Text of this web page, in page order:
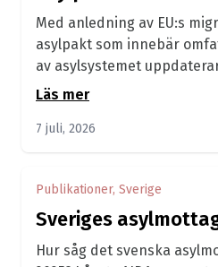
Med anledning av EU:s
asylpakt som innebär
av asylsystemet
nu hemsidans
Läs mer
7 juli, 2026
Publikationer, Sverige
Sveriges
Hur såg det svenska